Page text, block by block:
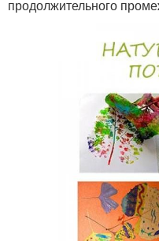
продолжительного